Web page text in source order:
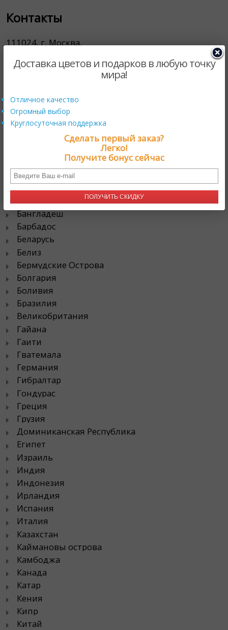
Контакты
111024, г. Москва,
проезд Энтузиастов, д. 19А
Популярные направления
Азербайджан
Ангола
Армения
Багамские острова
Бангладеш
Барбадос
Беларусь
Белиз
Бермудские Острова
Болгария
Боливия
Бразилия
Великобритания
Гайана
Гаити
Гватемала
Германия
Гибралтар
Гондурас
Греция
Грузия
Доминиканская Республика
Египет
Израиль
Индия
Индонезия
Ирландия
Испания
Италия
Казахстан
Каймановы острова
Камбоджа
Канада
Катар
Кения
Кипр
Китай
Доставка цветов и подарков в любую точку
мира!
Отличное качество
Огромный выбор
Круглосуточная поддержка
Сделать первый заказ?
Легко!
Получите бонус сейчас
ПОЛУЧИТЬ СКИДКУ